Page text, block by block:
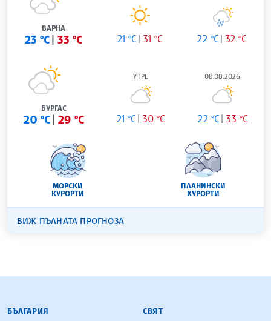
ВАРНА
23 °C 33 °C 21 °C 31 °C 22 °C 32 °C
БУРГАС
20 °C 29 °C
УТРЕ
21 °C 30 °C
08.08.2026
22 °C 33 °C
МОРСКИ
КУРОРТИ
ПЛАНИНСКИ
КУРОРТИ
ВИЖ ПЪЛНАТА ПРОГНОЗА
БЪЛГАРСКА ТЕЛЕГРАФНА АГЕНЦИЯ
БЪЛГАРИЯ СВЯТ